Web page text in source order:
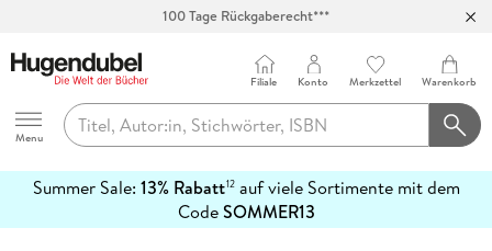
100 Tage Rückgaberecht***
Hugendubel
Menu
Filiale Konto Merkzettel Warenkorb
Summer Sale: 13% Rabatt12auf viele Sortimente mit dem
CodeSOMMER13
erfahren